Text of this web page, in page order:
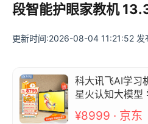
段智能护眼家教机
更新时间:2026-08-04 11:21:52 发
科大讯飞AI学习
星火认知大模型
龄段智能护眼家
¥8999 · 京东